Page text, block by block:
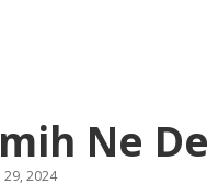
Ne
29, 2024